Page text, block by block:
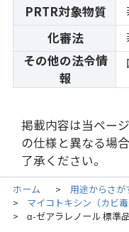
PRTR対象物質
化審法
その他の法令情
報
掲載内容は当ペー
の仕様と異なる場
了承ください。
ホーム > 用途からさが
> マイコトキシン（カビ毒
> α-ゼアラレノール 標準